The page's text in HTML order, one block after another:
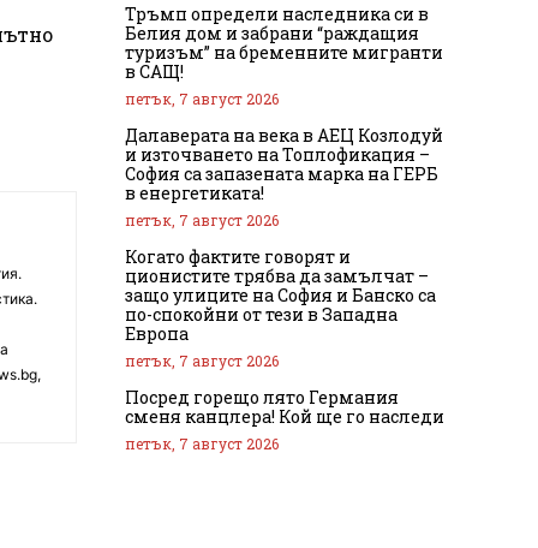
Тръмп определи наследника си в
Белия дом и забрани “раждащия
туризъм” на бременните мигранти
в САЩ!
петък, 7 август 2026
Далаверата на века в АЕЦ Козлодуй
и източването на Топлофикация –
София са запазената марка на ГЕРБ
в енергетиката!
петък, 7 август 2026
Когато фактите говорят и
ционистите трябва да замълчат –
защо улиците на София и Банско са
по-спокойни от тези в Западна
Европа
петък, 7 август 2026
Посред горещо лято Германия
сменя канцлера! Кой ще го наследи
петък, 7 август 2026